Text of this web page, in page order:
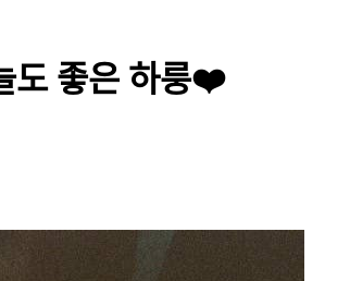
도 좋은 하룽❤️